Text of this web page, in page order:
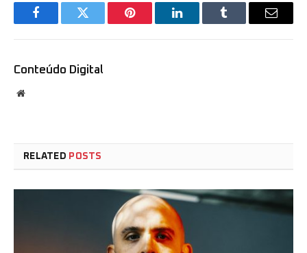
FacebookTwitter Pinterest LinkedInTumblr Email
Conteúdo Digital
Website
RELATED POSTS